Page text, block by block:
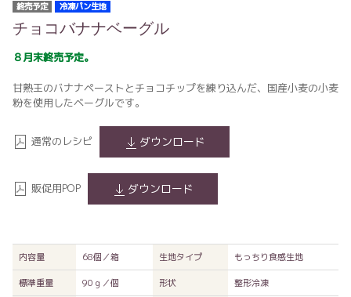
終売予定 冷凍パン生地
チョコバナナベーグル
８月末終売予定。
甘熟王のバナナペーストとチョコチップを練り込んだ、国産小麦の小麦
粉を使用したベーグルです。
通常のレシピ ダウンロード
販促用POP ダウンロード
内容量 68個／箱 生地タイプ もっちり食感生地
標準重量 90ｇ／個 形状 整形冷凍